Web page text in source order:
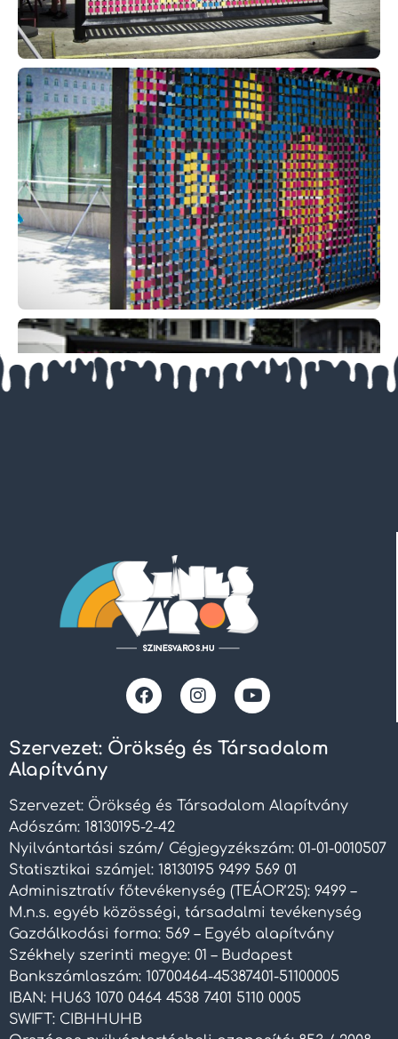
Szervezet: Örökség és Társadalom
Alapítvány
Szervezet: Örökség és Társadalom Alapítvány
Adószám: 18130195-2-42
Nyilvántartási szám/ Cégjegyzékszám: 01-01-0010507
Statisztikai számjel: 18130195 9499 569 01
Adminisztratív főtevékenység (TEÁOR’25): 9499 –
M.n.s. egyéb közösségi, társadalmi tevékenység
Gazdálkodási forma: 569 – Egyéb alapítvány
Székhely szerinti megye: 01 – Budapest
Bankszámlaszám: 10700464-45387401-51100005
IBAN: HU63 1070 0464 4538 7401 5110 0005
SWIFT: CIBHHUHB